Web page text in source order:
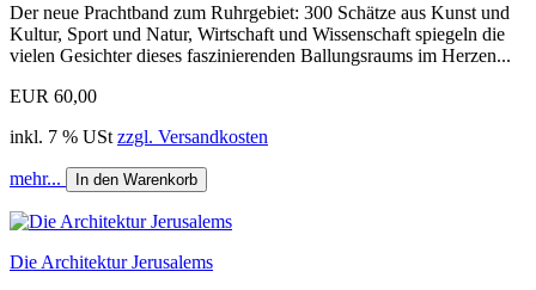
Der neue Prachtband zum Ruhrgebiet: 300 Schätze aus Kunst und
Kultur, Sport und Natur, Wirtschaft und Wissenschaft spiegeln die
vielen Gesichter dieses faszinierenden Ballungsraums im Herzen...
EUR 60,00
inkl. 7 % USt zzgl. Versandkosten
mehr... In den Warenkorb
Die Architektur Jerusalems